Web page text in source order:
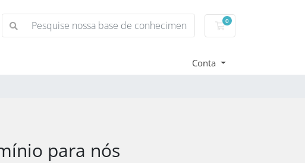
0
Carrinho de
Conta
para nós